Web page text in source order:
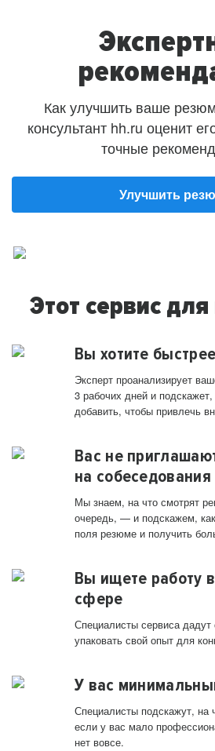
Как улучшить ваше
консультант hh.ru оценит
точные
Улучшить
Этот сервис
Вы хотите
Эксперт проанализирует
3 рабочих дней и
добавить, чтобы привлечь
Вас не
на собеседования
Мы знаем, на что смотрят
очередь, — и подскажем,
поля резюме и получить
Вы ищете работу
сфере
Специалисты сервиса дадут
упаковать свой опыт для
У вас
Специалисты подскажут, на
если у вас мало
нет вовсе.